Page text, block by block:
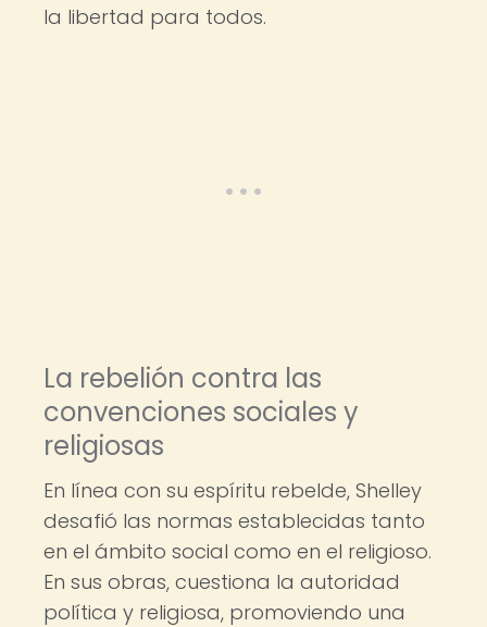
la libertad para todos.
La rebelión contra las
convenciones sociales y
religiosas
En línea con su espíritu rebelde, Shelley
desafió las normas establecidas tanto
en el ámbito social como en el religioso.
En sus obras, cuestiona la autoridad
política y religiosa, promoviendo una